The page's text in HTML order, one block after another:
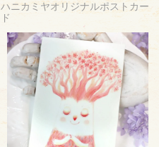
ハニカミヤオリジナルポストカー
ド